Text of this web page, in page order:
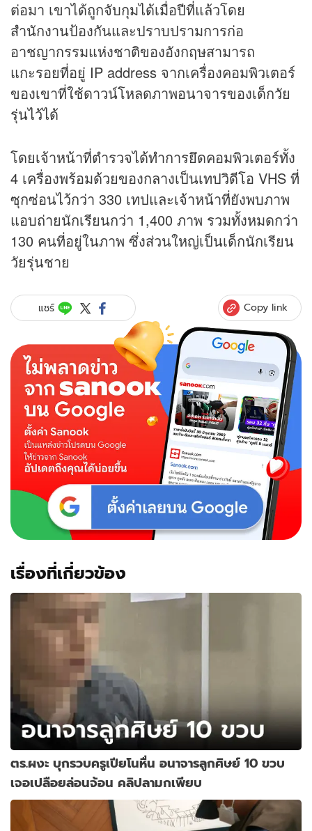
ต่อมา เขาได้ถูกจับกุมได้เมื่อปีที่แล้วโดย
สำนักงานป้องกันและปราบปรามการก่อ
อาชญากรรมแห่งชาติของอังกฤษสามารถ
แกะรอยที่อยู่ IP address จากเครื่องคอมพิวเตอร์
ของเขาที่ใช้ดาวน์โหลดภาพอนาจารของเด็กวัย
รุ่นไว้ได้
โดยเจ้าหน้าที่ตำรวจได้ทำการยึดคอมพิวเตอร์ทั้ง
4 เครื่องพร้อมด้วยของกลางเป็นเทปวิดีโอ VHS ที่
ซุกซ่อนไว้กว่า 330 เทปและเจ้าหน้าที่ยังพบภาพ
แอบถ่ายนักเรียนกว่า 1,400 ภาพ รวมทั้งหมดกว่า
130 คนที่อยู่ในภาพ ซึ่งส่วนใหญ่เป็นเด็กนักเรียน
วัยรุ่นชาย
แชร์ Copy link
เรื่องที่เกี่ยวข้อง
ตร.ผงะ บุกรวบครูเปียโนหื่น อนาจารลูกศิษย์ 10 ขวบ
เจอเปลือยล่อนจ้อน คลิปลามกเพียบ